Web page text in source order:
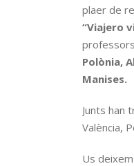
plaer de
“Viajero
Polònia,
Manises.
Junts han
València,
Us